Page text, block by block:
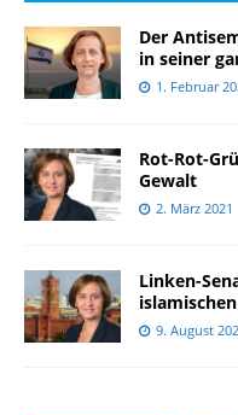
Der
in seiner
1. Februar
Rot-Rot-
Gewalt
2. März 2021
Linken-
9. August